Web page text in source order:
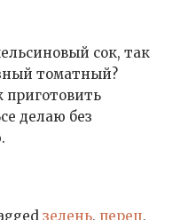
сок, так
томатный?
приготовить
делаю без
ТОМАТНЫЙ СОК»
зелень, перец,